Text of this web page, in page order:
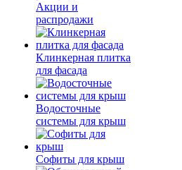
Акции и
распродажи
Клинкерная плитка
для фасада
Водосточные
системы для крыш
Софиты для крыш